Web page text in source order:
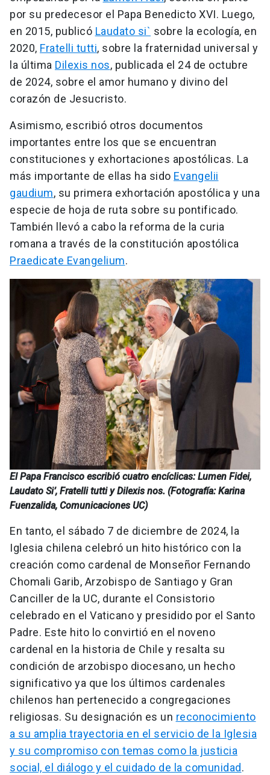
por su predecesor el Papa Benedicto XVI. Luego,
en 2015, publicó Laudato si` sobre la ecología, en
2020, Fratelli tutti, sobre la fraternidad universal y
la última Dilexis nos, publicada el 24 de octubre
de 2024, sobre el amor humano y divino del
corazón de Jesucristo.
Asimismo, escribió otros documentos
importantes entre los que se encuentran
constituciones y exhortaciones apostólicas. La
más importante de ellas ha sido Evangelii
gaudium, su primera exhortación apostólica y una
especie de hoja de ruta sobre su pontificado.
También llevó a cabo la reforma de la curia
romana a través de la constitución apostólica
Praedicate Evangelium.
El Papa Francisco escribió cuatro encíclicas: Lumen Fidei,
Laudato Si’, Fratelli tutti y Dilexis nos. (Fotografía: Karina
Fuenzalida, Comunicaciones UC)
En tanto, el sábado 7 de diciembre de 2024, la
Iglesia chilena celebró un hito histórico con la
creación como cardenal de Monseñor Fernando
Chomali Garib, Arzobispo de Santiago y Gran
Canciller de la UC, durante el Consistorio
celebrado en el Vaticano y presidido por el Santo
Padre. Este hito lo convirtió en el noveno
cardenal en la historia de Chile y resalta su
condición de arzobispo diocesano, un hecho
significativo ya que los últimos cardenales
chilenos han pertenecido a congregaciones
religiosas. Su designación es un reconocimiento
a su amplia trayectoria en el servicio de la Iglesia
y su compromiso con temas como la justicia
social, el diálogo y el cuidado de la comunidad.